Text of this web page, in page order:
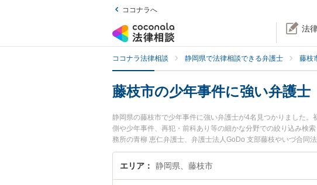
ココナラへ
法
ココナラ法律相談 静岡県で法律相談できる弁護士 藤枝
藤枝市の少年事件に強い弁護士
静岡県の藤枝市で少年事件に強い弁護士が4名見つかりました
側や少年事件、再犯・前科あり等の細かな分野での絞り込み検
務所の青柳 恵仁弁護士、弁護士法人GoDo 支部藤枝やいづ合同
夜間に発生した少年事件のトラブルを今すぐに弁護士に相談し
きる藤枝市内の弁護士に相談予約したい』などでお困りの相談者
エリア 静岡県、藤枝市